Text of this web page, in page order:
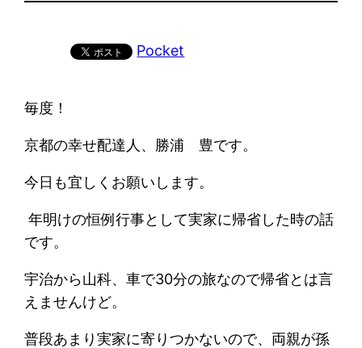
Pocket
毎度！
京都の幸せ配達人、勝浦 豊です。
今日も宜しくお願いします。
年明けの恒例行事として実家に帰省した時の話
です。
宇治から山科、車で30分の旅なので帰省とは言
えませんけど。
普段あまり実家に寄りつかないので、両親が孫